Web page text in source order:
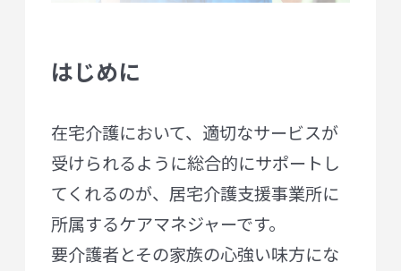
はじめに
在宅介護において、適切なサービスが
受けられるように総合的にサポートし
てくれるのが、居宅介護支援事業所に
所属するケアマネジャーです。
要介護者とその家族の心強い味方にな